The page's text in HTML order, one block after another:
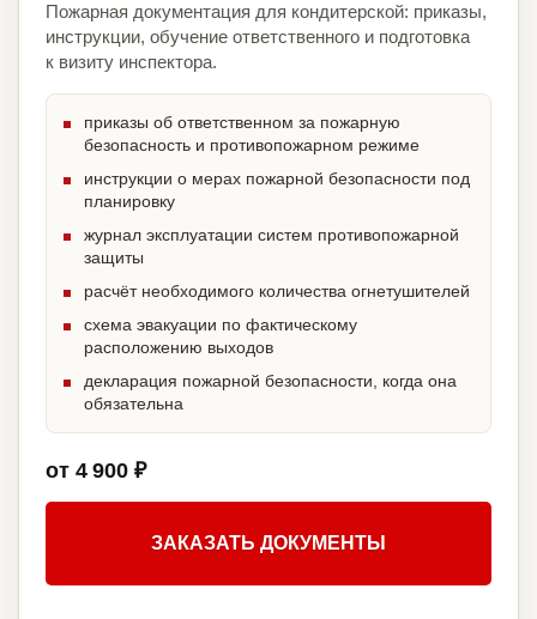
Пожарная документация для кондитерской: приказы,
инструкции, обучение ответственного и подготовка
к визиту инспектора.
приказы об ответственном за пожарную
безопасность и противопожарном режиме
инструкции о мерах пожарной безопасности под
планировку
журнал эксплуатации систем противопожарной
защиты
расчёт необходимого количества огнетушителей
схема эвакуации по фактическому
расположению выходов
декларация пожарной безопасности, когда она
обязательна
от 4 900 ₽
ЗАКАЗАТЬ ДОКУМЕНТЫ